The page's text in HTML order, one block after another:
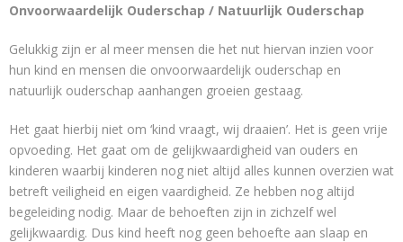
Onvoorwaardelijk Ouderschap / Natuurlijk Ouderschap
Gelukkig zijn er al meer mensen die het nut hiervan inzien voor
hun kind en mensen die onvoorwaardelijk ouderschap en
natuurlijk ouderschap aanhangen groeien gestaag.
Het gaat hierbij niet om ‘kind vraagt, wij draaien’. Het is geen vrije
opvoeding. Het gaat om de gelijkwaardigheid van ouders en
kinderen waarbij kinderen nog niet altijd alles kunnen overzien wat
betreft veiligheid en eigen vaardigheid. Ze hebben nog altijd
begeleiding nodig. Maar de behoeften zijn in zichzelf wel
gelijkwaardig. Dus kind heeft nog geen behoefte aan slaap en